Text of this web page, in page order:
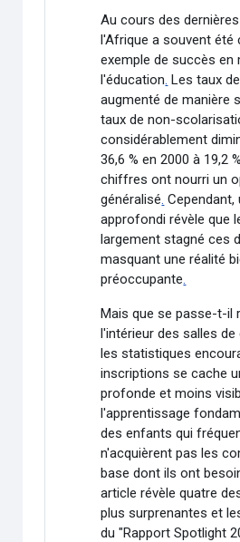
Au cours des
l'Afrique a souvent été
exemple de succès en
l'éducation. Les taux
augmenté de manière
taux de non-
considérablement
36,6 % en 2000 à 19,2
chiffres ont nourri un
généralisé. Cependant,
approfondi révèle que
largement stagné ces
masquant une réalité
préoccupante.
Mais que se passe-t-il
l'intérieur des salles de
les statistiques
inscriptions se cache
profonde et moins
l'apprentissage
des enfants qui
n'acquièrent pas les
base dont ils ont
article révèle quatre
plus surprenantes et
du "Rapport Spotlight